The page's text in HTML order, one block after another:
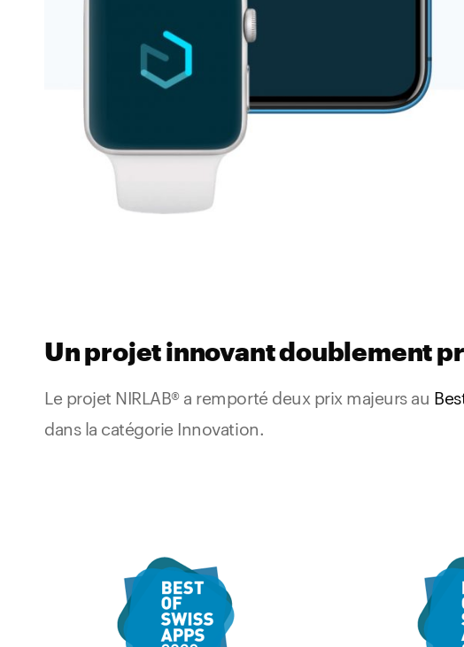
Un projet innovant doublement
Le projet NIRLAB® a remporté deux prix majeurs au
dans la catégorie Innovation.